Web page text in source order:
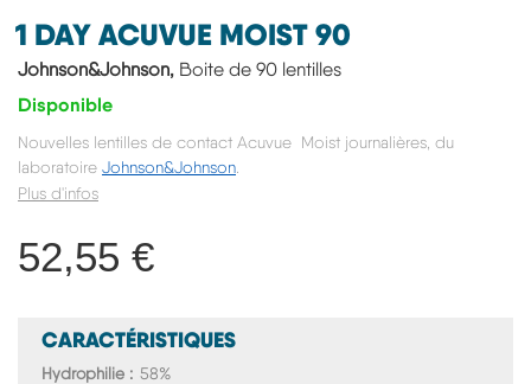
1 DAY ACUVUE MOIST 90
Johnson&Johnson, Boite de 90 lentilles
Disponible
Nouvelles lentilles de contact Acuvue Moist journalières, du
laboratoire Johnson&Johnson
Plus d'infos
52,55 €
CARACTÉRISTIQUES
Hydrophilie
58%